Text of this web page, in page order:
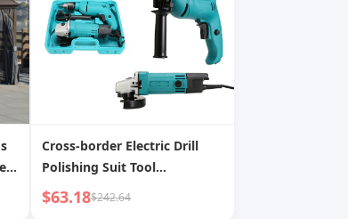
Cross-border Electric Drill
Polishing Suit Tool
Multifunctional Impact
Electric Drill Angle Grinder
$63.18$242.64